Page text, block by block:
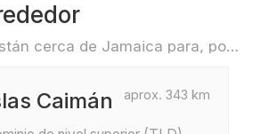
¿Qué países están cerca de Jamaica para, por ejemplo, viajar o volar?
aprox. 343 km
Caimán